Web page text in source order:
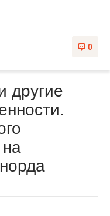
0
другие
на